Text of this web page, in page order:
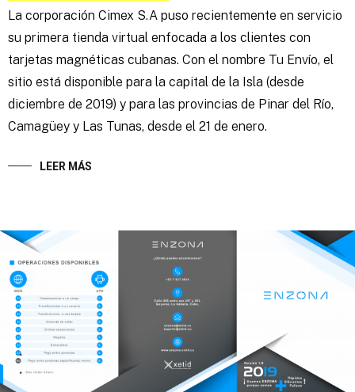
La corporación Cimex S.A puso recientemente en servicio
su primera tienda virtual enfocada a los clientes con
tarjetas magnéticas cubanas. Con el nombre Tu Envío, el
sitio está disponible para la capital de la Isla (desde
diciembre de 2019) y para las provincias de Pinar del Río,
Camagüey y Las Tunas, desde el 21 de enero.
LEER MÁS